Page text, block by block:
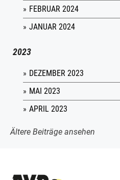
FEBRUAR 2024
JANUAR 2024
2023
DEZEMBER 2023
MAI 2023
APRIL 2023
Ältere Beiträge ansehen